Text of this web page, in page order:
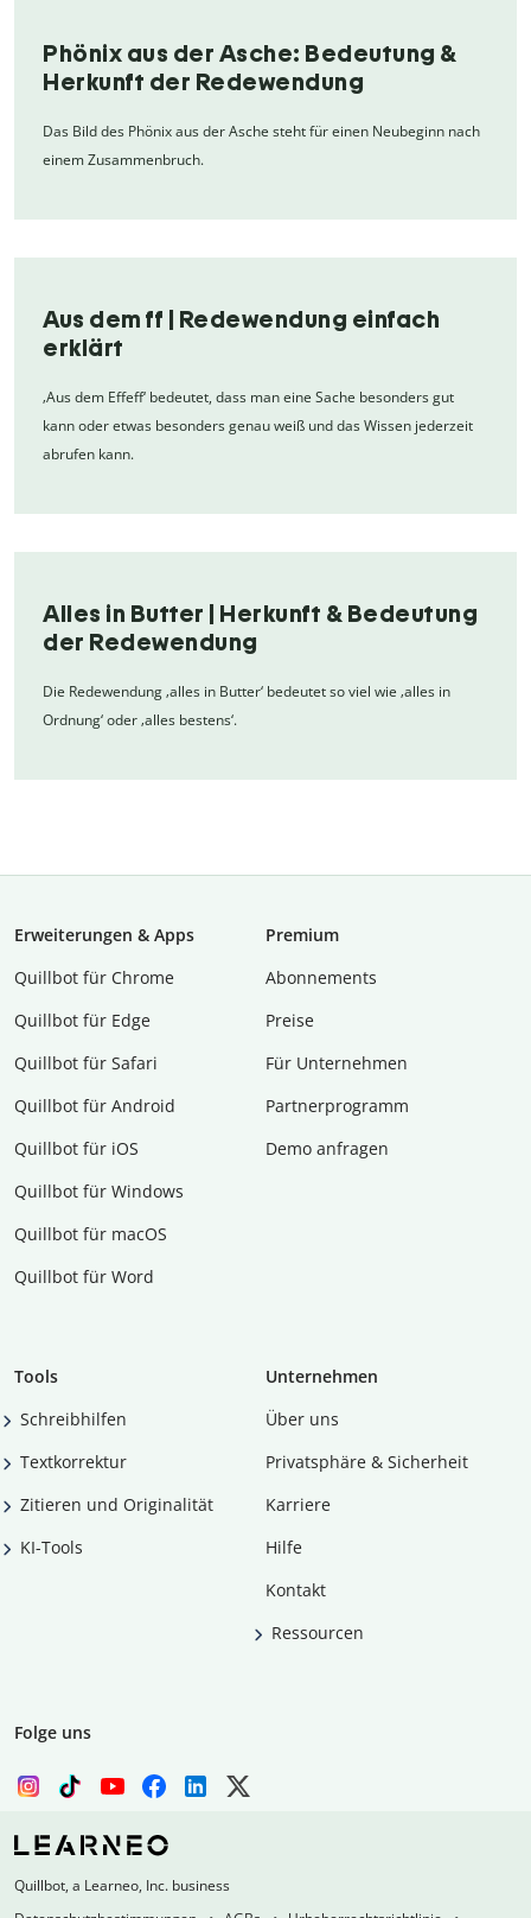
Phönix aus der Asche: Bedeutung &
Herkunft der Redewendung
Das Bild des Phönix aus der Asche steht für einen Neubeginn nach
einem Zusammenbruch.
Aus dem ff | Redewendung einfach
erklärt
‚Aus dem Effeff‘ bedeutet, dass man eine Sache besonders gut
kann oder etwas besonders genau weiß und das Wissen jederzeit
abrufen kann.
Alles in Butter | Herkunft & Bedeutung
der Redewendung
Die Redewendung ‚alles in Butter‘ bedeutet so viel wie ‚alles in
Ordnung‘ oder ‚alles bestens‘.
Erweiterungen & Apps
Quillbot für Chrome
Quillbot für Edge
Quillbot für Safari
Quillbot für Android
Quillbot für iOS
Quillbot für Windows
Quillbot für macOS
Quillbot für Word
Premium
Abon­ne­ments
Preise
Für Unternehmen
Partnerprogramm
Demo anfragen
Tools
Schreibhilfen
Textkorrektur
Zitieren und Originalität
KI-Tools
Unternehmen
Über uns
Privatsphäre & Sicherheit
Karriere
Hilfe
Kontakt
Ressourcen
Folge uns
Quillbot, a Learneo, Inc. business